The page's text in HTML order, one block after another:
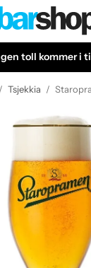
toll kommer i
/ Tsjekkia /